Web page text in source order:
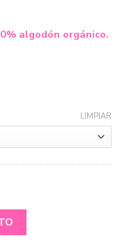
algodón orgánico.
LIMPIAR